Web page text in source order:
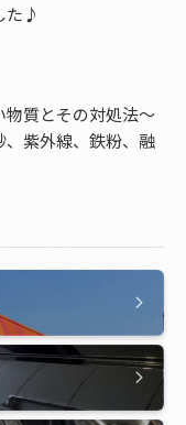
た♪
質とその対処法～
紫外線、鉄粉、融